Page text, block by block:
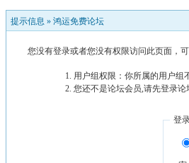
提示信息 » 鸿运免费论坛
您没有登录或者您没有权限访问此页面，
用户组权限：你所属的用户组
您还不是论坛会员,请先登录论
登